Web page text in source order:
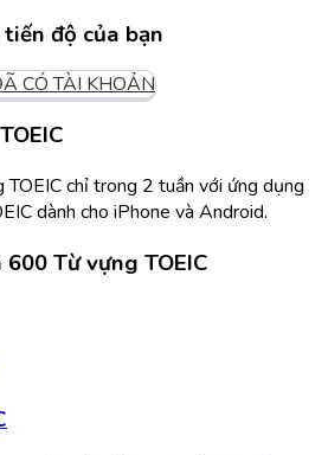
độ của bạn
CÓ TÀI KHOẢN
TOEIC chỉ trong 2 tuần với ứng dụng
dành cho iPhone và Android.
600 Từ vựng TOEIC